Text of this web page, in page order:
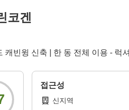
코겐
빈윙 신축 | 한 동 전체 이용 - 럭
접근성
신지역